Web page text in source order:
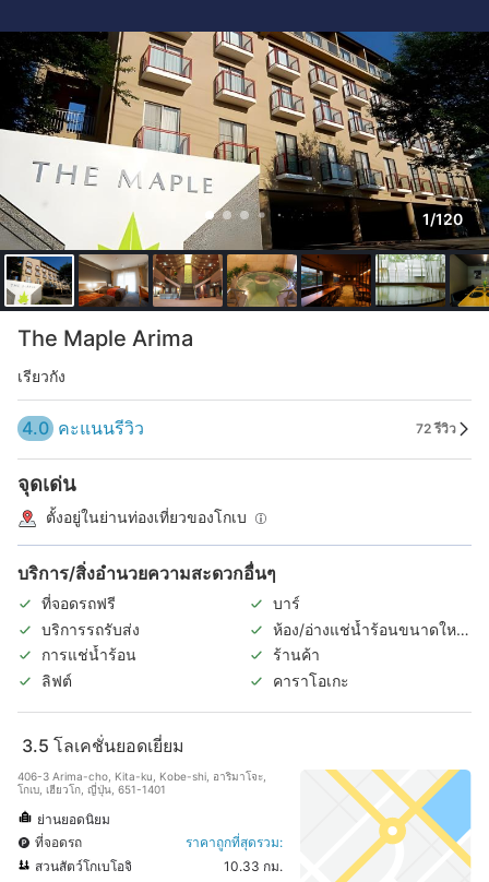
1/120
The Maple Arima
เรียวกัง
4.0 คะแนนรีวิว 72 รีวิว
จุดเด่น
ตั้งอยู่ในย่านท่องเที่ยวของโกเบ
บริการ/สิ่งอำนวยความสะดวกอื่นๆ
ที่จอดรถฟรี
บาร์
บริการรถรับส่ง
ห้อง/อ่างแช่น้ำร้อนขนาดใหญ่
ในร่ม
การแช่น้ำร้อน
ร้านค้า
ลิฟต์
คาราโอเกะ
3.5 โลเคชั่นยอดเยี่ยม
406-3 Arima-cho, Kita-ku, Kobe-shi, อาริมาโจะ,
โกเบ, เฮียวโก, ญี่ปุ่น, 651-1401
ย่านยอดนิยม
ที่จอดรถ
ราคาถูกที่สุดรวม:
สวนสัตว์โกเบโอจิ
10.33 กม.